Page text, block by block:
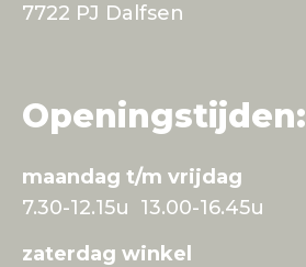
7722 PJ Dalfsen
Openingstijden:
maandag t/m vrijdag
7.30-12.15u 13.00-16.45u
zaterdag winkel